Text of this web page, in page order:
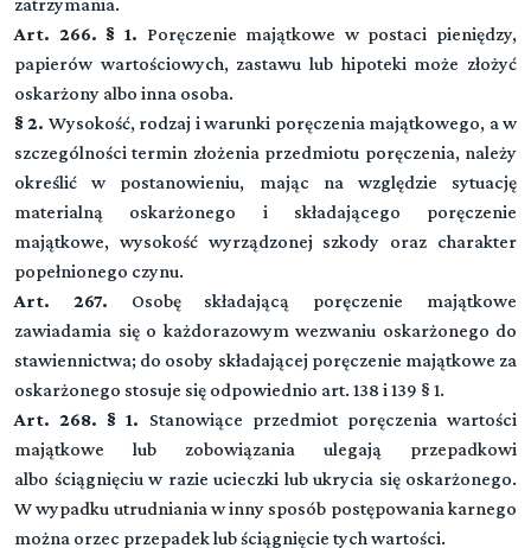
zatrzymania.
Art. 266. § 1. Poręczenie majątkowe w postaci pieniędzy,
papierów wartościowych, zastawu lub hipoteki może złożyć
oskarżony albo inna osoba.
§ 2. Wysokość, rodzaj i warunki poręczenia majątkowego, a w
szczególności termin złożenia przedmiotu poręczenia, należy
określić w postanowieniu, mając na względzie sytuację
materialną oskarżonego i składającego poręczenie
majątkowe, wysokość wyrządzonej szkody oraz charakter
popełnionego czynu.
Art. 267. Osobę składającą poręczenie majątkowe
zawiadamia się o każdorazowym wezwaniu oskarżonego do
stawiennictwa; do osoby składającej poręczenie majątkowe za
oskarżonego stosuje się odpowiednio art. 138 i 139 § 1.
Art. 268. § 1. Stanowiące przedmiot poręczenia wartości
majątkowe lub zobowiązania ulegają przepadkowi
albo ściągnięciu w razie ucieczki lub ukrycia się oskarżonego.
W wypadku utrudniania w inny sposób postępowania karnego
można orzec przepadek lub ściągnięcie tych wartości.